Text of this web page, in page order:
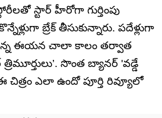
స్టార్ హీరోగా గుర్తింపు
బ్రేక్ తీసుకున్నారు. పదేళ్లుగా
ఈయన చాలా కాలం తర్వాత
సొంత బ్యానర్ 'వడ్డే
చిత్రం ఎలా ఉందో పూర్తి రివ్యూలో